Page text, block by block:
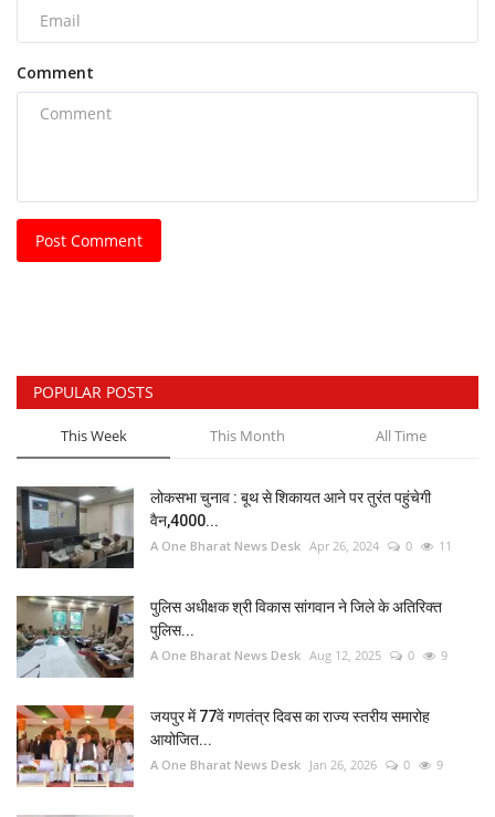
Comment
Post Comment
POPULAR POSTS
This Week This Month All Time
लोकसभा चुनाव : बूथ से शिकायत आने पर तुरंत पहुंचेगी
वैन,4000...
A One Bharat News Desk Apr 26, 2024 0 11
पुलिस अधीक्षक श्री विकास सांगवान ने जिले के अतिरिक्त
पुलिस...
A One Bharat News Desk Aug 12, 2025 0 9
जयपुर में 77वें गणतंत्र दिवस का राज्य स्तरीय समारोह
आयोजित...
A One Bharat News Desk Jan 26, 2026 0 9